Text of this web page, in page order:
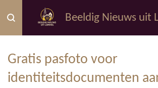
direct
naar
hoofdinhoud
Beeldig Nieuws uit
Gratis pasfoto voor
identiteitsdocumenten